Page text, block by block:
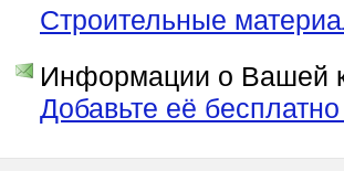
Строительные
Информации о Вашей
Добавьте её